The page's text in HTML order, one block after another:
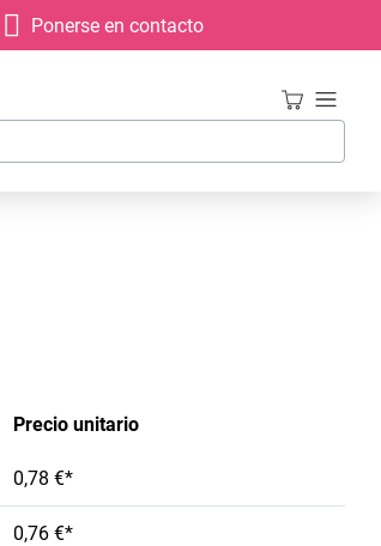
Ponerse en contacto
Precio unitario
0,78 €*
0,76 €*